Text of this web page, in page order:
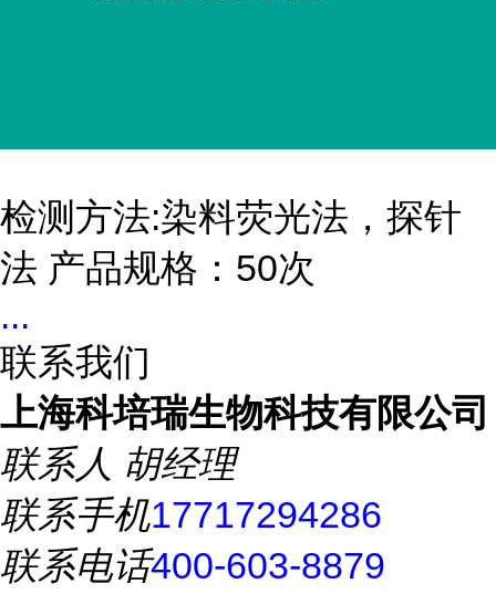
检测方法:染料荧光法，探针
法 产品规格：50次
...
联系我们
上海科培瑞生物科技有限公司
联系人 胡经理
联系手机17717294286
联系电话400-603-8879